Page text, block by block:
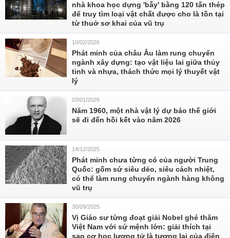
nhà khoa học dựng 'bẫy' bằng 120 tấn thép
để truy tìm loại vật chất được cho là tồn tại
từ thuở sơ khai của vũ trụ
10/02/2026
Phát minh của châu Âu làm rung chuyển
ngành xây dựng: tạo vật liệu lai giữa thủy
tinh và nhựa, thách thức mọi lý thuyết vật
lý
03/01/2026
Năm 1960, một nhà vật lý dự báo thế giới
sẽ đi đến hồi kết vào năm 2026
14/12/2025
Phát minh chưa từng có của người Trung
Quốc: gốm sứ siêu dẻo, siêu cách nhiệt,
có thể làm rung chuyển ngành hàng không
vũ trụ
30/09/2025
Vị Giáo sư từng đoạt giải Nobel ghé thăm
Việt Nam với sứ mệnh lớn: giải thích tại
sao cơ học lượng tử là tương lai của điện